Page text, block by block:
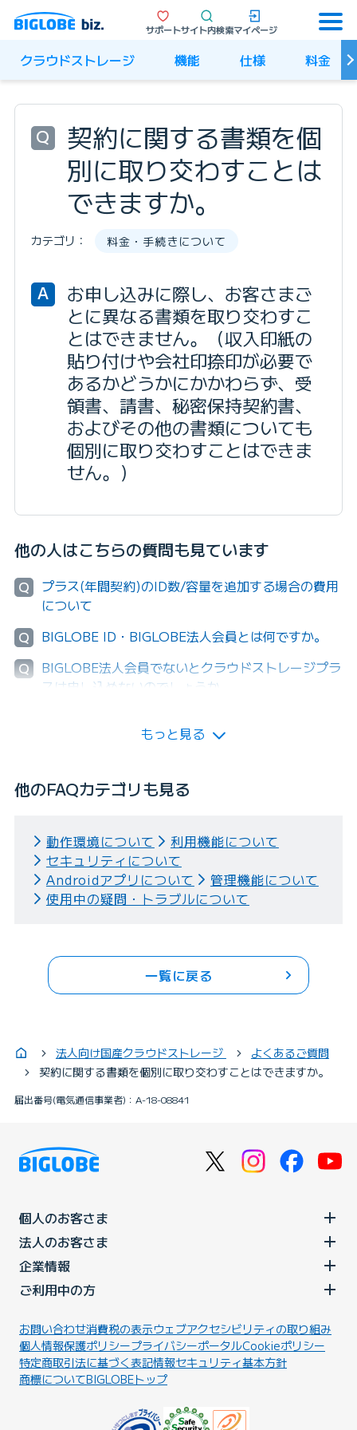
サポートサイト内検索マイページ
クラウドストレージ 機能 仕様 料金
Q
契約に関する書類を個
別に取り交わすことは
できますか。
カテゴリ： 料金・手続きについて
A
お申し込みに際し、お客さまご
とに異なる書類を取り交わすこ
とはできません。（収入印紙の
貼り付けや会社印捺印が必要で
あるかどうかにかかわらず、受
領書、請書、秘密保持契約書、
およびその他の書類についても
個別に取り交わすことはできま
せん。）
他の人はこちらの質問も見ています
Q
プラス(年間契約)のID数/容量を追加する場合の費用
について
Q
BIGLOBE ID・BIGLOBE法人会員とは何ですか。
Q
BIGLOBE法人会員でないとクラウドストレージプラ
スは申し込めないのでしょうか。
もっと見る
他のFAQカテゴリも見る
動作環境について
利用機能について
セキュリティについて
Androidアプリについて
管理機能について
使用中の疑問・トラブルについて
一覧に戻る
法人向け国産クラウドストレージ
よくあるご質問
契約に関する書類を個別に取り交わすことはできますか。
届出番号(電気通信事業者)：A-18-08841
個人のお客さま
法人のお客さま
企業情報
ご利用中の方
お問い合わせ消費税の表示ウェブアクセシビリティの取り組み
個人情報保護ポリシープライバシーポータルCookieポリシー
特定商取引法に基づく表記情報セキュリティ基本方針
商標についてBIGLOBEトップ